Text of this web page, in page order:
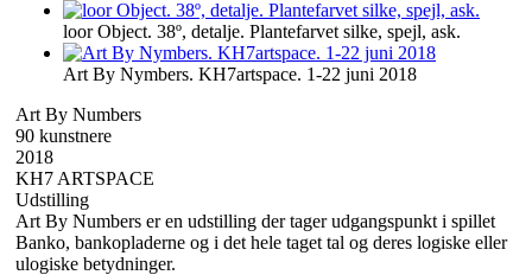
loor Object. 38º, detalje. Plantefarvet silke, spejl, ask.
Art By Nymbers. KH7artspace. 1-22 juni 2018
Art By Numbers
90 kunstnere
2018
KH7 ARTSPACE
Udstilling
Art By Numbers er en udstilling der tager udgangspunkt i spillet
Banko, bankopladerne og i det hele taget tal og deres logiske eller
ulogiske betydninger.